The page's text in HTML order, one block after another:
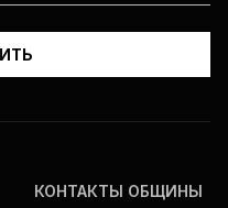
КОНТАКТЫ ОБЩИНЫ